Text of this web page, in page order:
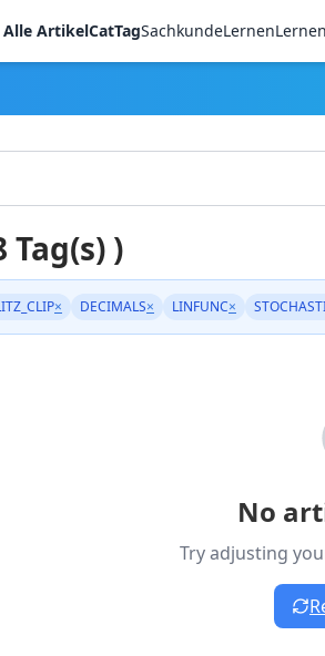
Alle ArtikelCatTagSachkundeLernenLernen
)
× DECIMALS× LINFUNC×
No
Try adjusting